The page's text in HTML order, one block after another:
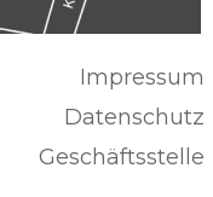
Impressum
Datenschutz
Geschäftsstelle